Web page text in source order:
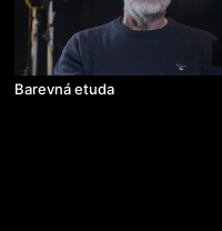
Barevná etuda